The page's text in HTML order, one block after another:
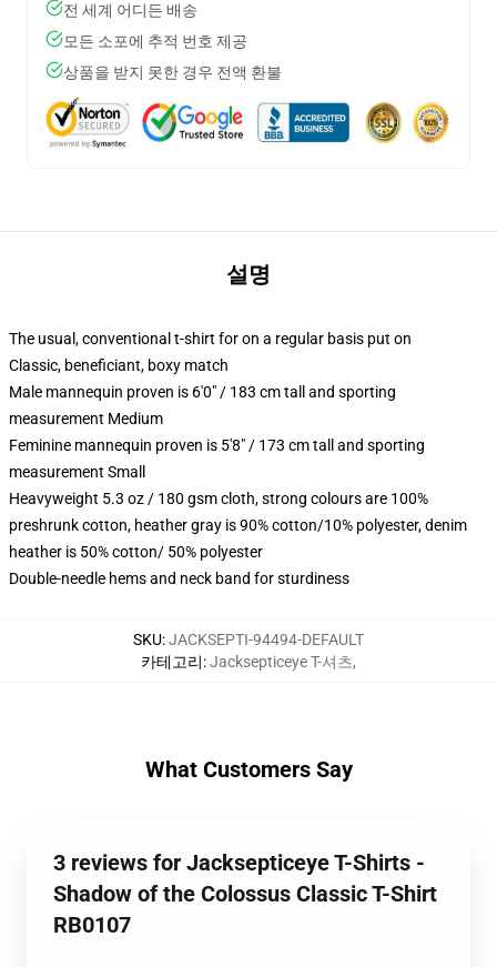
전 세계 어디든 배송
모든 소포에 추적 번호 제공
상품을 받지 못한 경우 전액 환불
설명
The usual, conventional t-shirt for on a regular basis put on
Classic, beneficiant, boxy match
Male mannequin proven is 6'0" / 183 cm tall and sporting
measurement Medium
Feminine mannequin proven is 5'8" / 173 cm tall and sporting
measurement Small
Heavyweight 5.3 oz / 180 gsm cloth, strong colours are 100%
preshrunk cotton, heather gray is 90% cotton/10% polyester, denim
heather is 50% cotton/ 50% polyester
Double-needle hems and neck band for sturdiness
SKU:JACKSEPTI-94494-DEFAULT
카테고리:Jacksepticeye T-셔츠,
What Customers Say
3 reviews for Jacksepticeye T-Shirts -
Shadow of the Colossus Classic T-Shirt
RB0107